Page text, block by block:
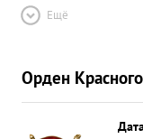
Ещё
Орден